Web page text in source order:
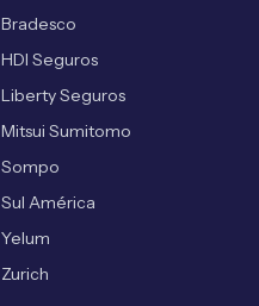
Bradesco
HDI Seguros
Liberty Seguros
Mitsui Sumitomo
Sompo
Sul América
Yelum
Zurich